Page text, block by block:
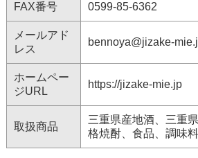
FAX番号 0599-85-6362
メールアド
レス
bennoya@jizake-
ホームペー
ジURL
https://jizake-mie.jp
取扱商品
三重県産地酒、三重
格焼酎、食品、調味